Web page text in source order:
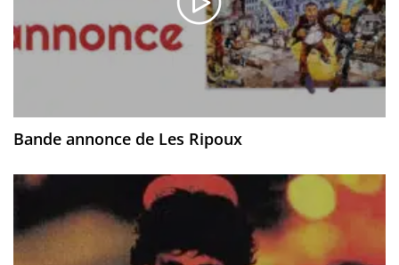
Bande annonce de Les Ripoux